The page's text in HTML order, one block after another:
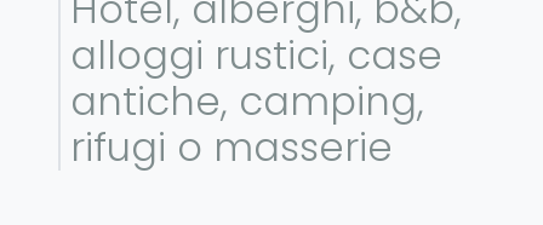
alloggi rustici, case
antiche, camping,
rifugi o masserie